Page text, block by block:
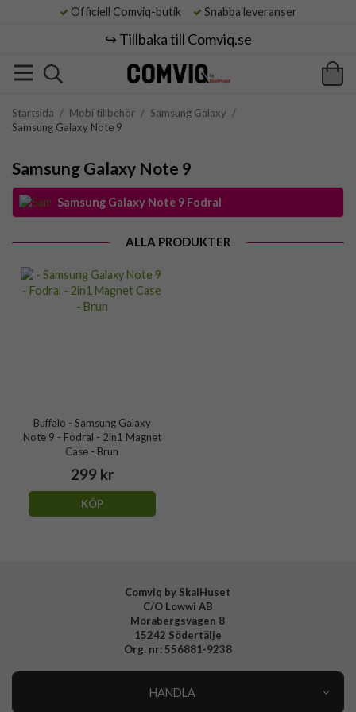
Officiell Comviq-butik Snabba leveranser
↪️ Tillbaka till Comviq.se
Startsida / Mobiltillbehör / Samsung Galaxy /
Samsung Galaxy Note 9
Samsung Galaxy Note 9
Samsung Galaxy Note 9 Fodral
ALLA PRODUKTER
Buffalo - Samsung Galaxy
Note 9 - Fodral - 2in1 Magnet
Case - Brun
299 kr
KÖP
Comviq by SkalHuset
C/O Lowwi AB
Morabergsvägen 8
15242 Södertälje
Org. nr: 556881-9238
HANDLA